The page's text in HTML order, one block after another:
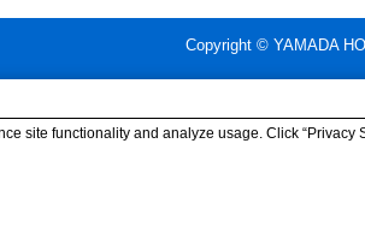
Copyright © YAMADA
site functionality and analyze usage. Click